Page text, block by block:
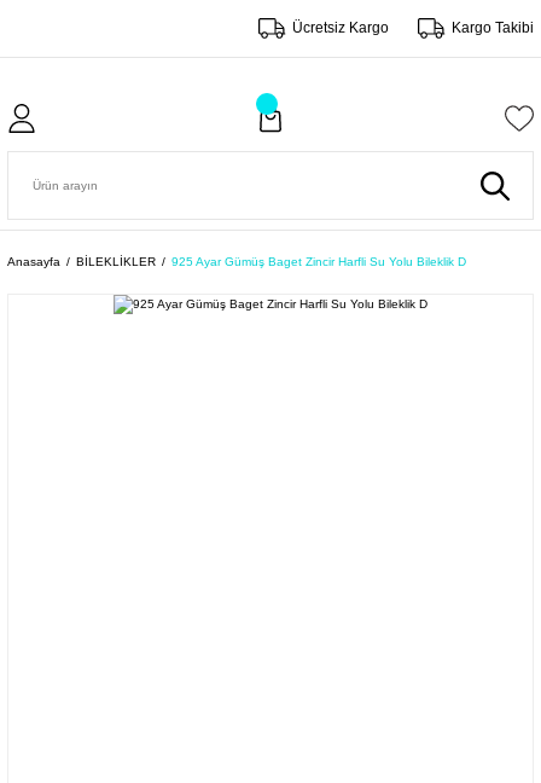
Ücretsiz Kargo Kargo Takibi
Anasayfa BİLEKLİKLER 925 Ayar Gümüş Baget Zincir Harfli Su Yolu Bileklik D